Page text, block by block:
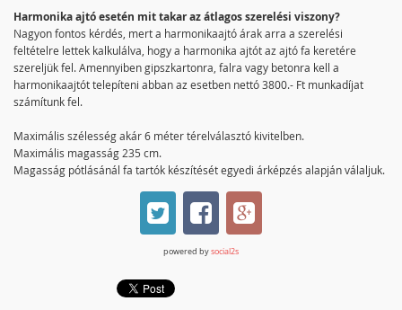
Harmonika ajtó esetén mit takar az átlagos szerelési viszony?
Nagyon fontos kérdés, mert a harmonikaajtó árak arra a szerelési
feltételre lettek kalkulálva, hogy a harmonika ajtót az ajtó fa keretére
szereljük fel. Amennyiben gipszkartonra, falra vagy betonra kell a
harmonikaajtót telepíteni abban az esetben nettó 3800.- Ft munkadíjat
számítunk fel.
Maximális szélesség akár 6 méter térelválasztó kivitelben.
Maximális magasság 235 cm.
Magasság pótlásánál fa tartók készítését egyedi árképzés alapján válaljuk.
powered bysocial2s